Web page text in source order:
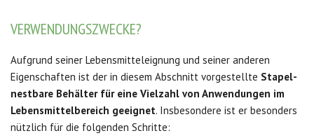
VERWENDUNGSZWECKE?
Aufgrund seiner Lebensmitteleignung und seiner anderen
Eigenschaften ist der in diesem Abschnitt vorgestellte Stapel-
nestbare Behälter für eine Vielzahl von Anwendungen im
Lebensmittelbereich geeignet. Insbesondere ist er besonders
nützlich für die folgenden Schritte: